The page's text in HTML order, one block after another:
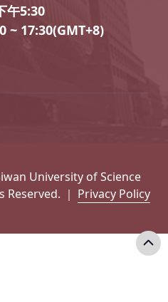
午5:30
17:30(GMT+8)
University of Science
｜ Privacy Policy